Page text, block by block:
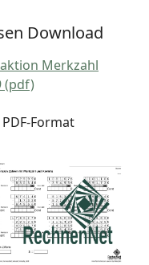
Download
Merkzahl
(pdf)
Format